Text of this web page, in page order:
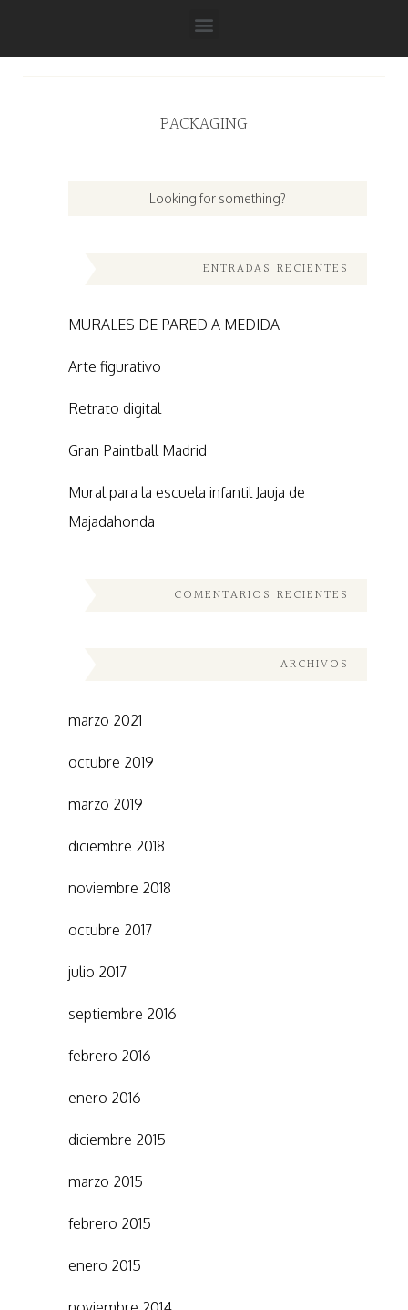
PACKAGING
ENTRADAS RECIENTES
MURALES DE PARED A MEDIDA
Arte figurativo
Retrato digital
Gran Paintball Madrid
Mural para la escuela infantil Jauja de
Majadahonda
COMENTARIOS RECIENTES
ARCHIVOS
marzo 2021
octubre 2019
marzo 2019
diciembre 2018
noviembre 2018
octubre 2017
julio 2017
septiembre 2016
febrero 2016
enero 2016
diciembre 2015
marzo 2015
febrero 2015
enero 2015